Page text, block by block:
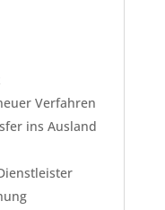
Verfahren
ins Ausland